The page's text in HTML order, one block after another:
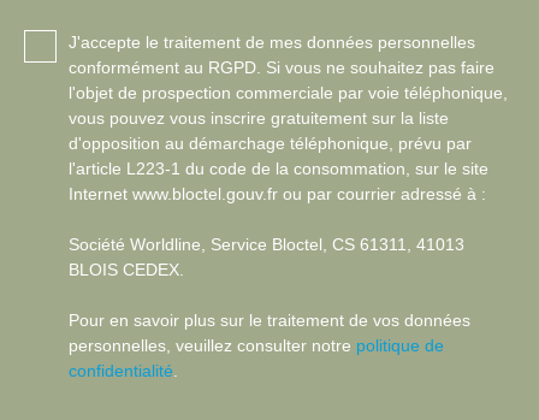
J'accepte le traitement de mes données personnelles
conformément au RGPD. Si vous ne souhaitez pas faire
l'objet de prospection commerciale par voie téléphonique,
vous pouvez vous inscrire gratuitement sur la liste
d'opposition au démarchage téléphonique, prévu par
l'article L223-1 du code de la consommation, sur le site
Internet www.bloctel.gouv.fr ou par courrier adressé à :
Société Worldline, Service Bloctel, CS 61311, 41013
BLOIS CEDEX.
Pour en savoir plus sur le traitement de vos données
personnelles, veuillez consulter notre politique de
confidentialité